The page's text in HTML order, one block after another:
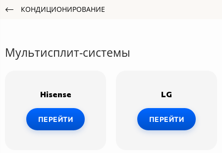
КОНДИЦИОНИРОВАНИЕ
Мультисплит-системы
Hisense
ПЕРЕЙТИ
LG
ПЕРЕЙТИ